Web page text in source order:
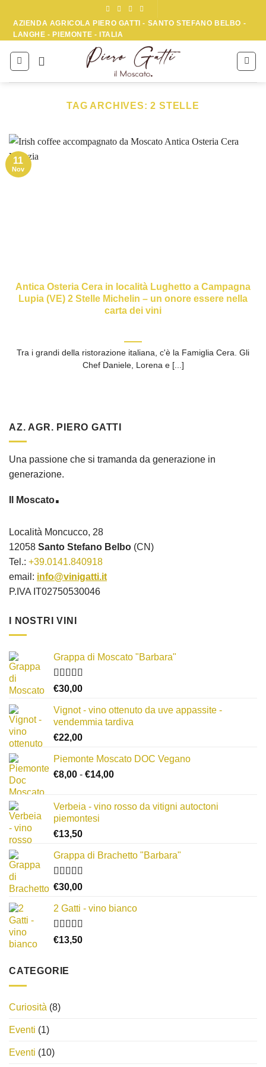
content
AZIENDA AGRICOLA PIERO GATTI - SANTO STEFANO BELBO -
LANGHE - PIEMONTE - ITALIA
TAG ARCHIVES:2 STELLE
AZ. AGR. PIERO GATTI
Una passione che si tramanda da generazione in
generazione.
Il Moscato.
Località Moncucco, 28
12058 Santo Stefano Belbo (CN)
Tel.: +39.0141.840918
email: info@vinigatti.it
P.IVA IT02750530046
I NOSTRI VINI
Grappa di Moscato "Barbara"
Valutato
€30,00
Vignot - vino ottenuto da uve appassite -
vendemmia tardiva
€22,00
Piemonte Moscato DOC Vegano
€8,00 - €14,00Fascia
da
€14,00
Verbeia - vino rosso da vitigni autoctoni
piemontesi
€13,50
Grappa di Brachetto "Barbara"
Valutato
€30,00
2 Gatti - vino bianco
Valutato
€13,50
CATEGORIE
Curiosità (8)
Eventi (1)
Eventi (10)
Antica Osteria Cera in località Lughetto a Campagna
Lupia (VE) 2 Stelle Michelin – un onore essere nella
carta dei vini
Tra i grandi della ristorazione italiana, c'è la Famiglia Cera. Gli
Chef Daniele, Lorena e [...]
11
Nov